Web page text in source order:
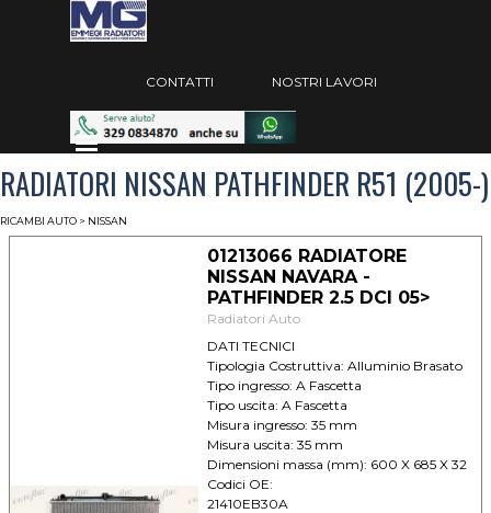
Vai ai contenuti
Salta menù
CONTATTI NOSTRI LAVORI
Salta menù
RADIATORI NISSAN PATHFINDER R51 (2005-)
RICAMBI AUTO > NISSAN
01213066 RADIATORE
NISSAN NAVARA -
PATHFINDER 2.5 DCI 05>
Radiatori Auto
DATI TECNICI
Tipologia Costruttiva: Alluminio Brasato
Tipo ingresso: A Fascetta
Tipo uscita: A Fascetta
Misura ingresso: 35 mm
Misura uscita: 35 mm
Dimensioni massa (mm): 600 X 685 X 32
Codici OE:
21410EB30A